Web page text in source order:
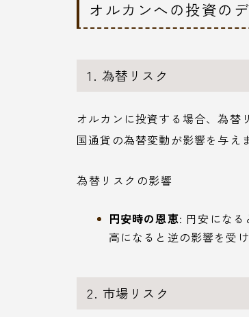
オルカンへの投資の
1. 為替リスク
オルカンに投資する場合、為替
国通貨の為替変動が影響を与え
為替リスクの影響
円安時の恩恵: 円安になる
高になると逆の影響を受け
2. 市場リスク